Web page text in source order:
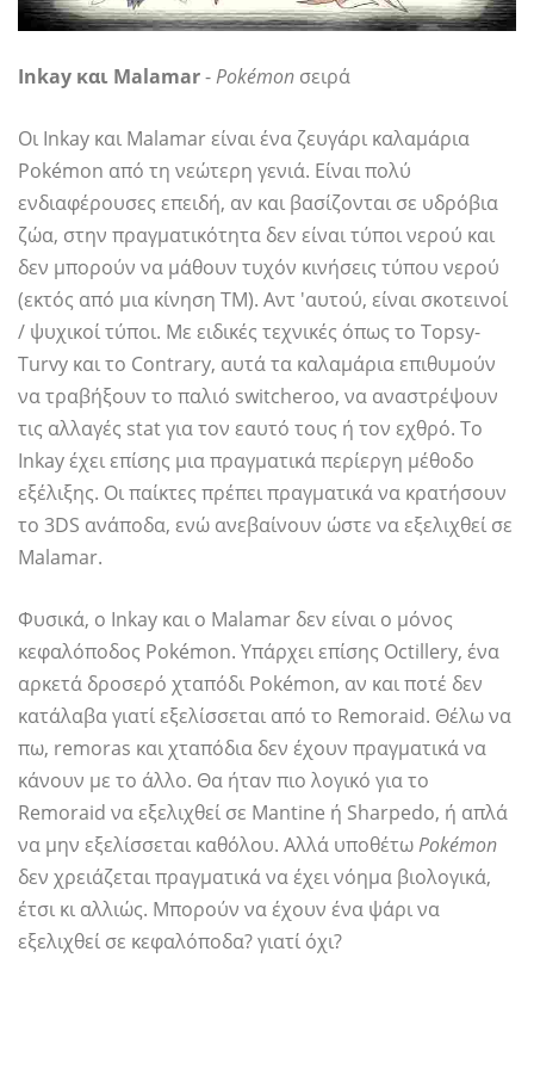
Inkay και Malamar-Pokémon σειρά
Οι Inkay και Malamar είναι ένα ζευγάρι καλαμάρια
Pokémon από τη νεώτερη γενιά. Είναι πολύ
ενδιαφέρουσες επειδή, αν και βασίζονται σε υδρόβια
ζώα, στην πραγματικότητα δεν είναι τύποι νερού και
δεν μπορούν να μάθουν τυχόν κινήσεις τύπου νερού
(εκτός από μια κίνηση TM). Αντ 'αυτού, είναι σκοτεινοί
/ ψυχικοί τύποι. Με ειδικές τεχνικές όπως το Topsy-
Turvy και το Contrary, αυτά τα καλαμάρια επιθυμούν
να τραβήξουν το παλιό switcheroo, να αναστρέψουν
τις αλλαγές stat για τον εαυτό τους ή τον εχθρό. Το
Inkay έχει επίσης μια πραγματικά περίεργη μέθοδο
εξέλιξης. Οι παίκτες πρέπει πραγματικά να κρατήσουν
το 3DS ανάποδα, ενώ ανεβαίνουν ώστε να εξελιχθεί σε
Malamar.
Φυσικά, ο Inkay και ο Malamar δεν είναι ο μόνος
κεφαλόποδος Pokémon. Υπάρχει επίσης Octillery, ένα
αρκετά δροσερό χταπόδι Pokémon, αν και ποτέ δεν
κατάλαβα γιατί εξελίσσεται από το Remoraid. Θέλω να
πω, remoras και χταπόδια δεν έχουν πραγματικά να
κάνουν με το άλλο. Θα ήταν πιο λογικό για το
Remoraid να εξελιχθεί σε Mantine ή Sharpedo, ή απλά
να μην εξελίσσεται καθόλου. Αλλά υποθέτωPokémon
δεν χρειάζεται πραγματικά να έχει νόημα βιολογικά,
έτσι κι αλλιώς. Μπορούν να έχουν ένα ψάρι να
εξελιχθεί σε κεφαλόποδα? γιατί όχι?